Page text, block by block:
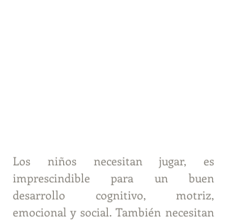
Los niños necesitan jugar, es
imprescindible para un buen
desarrollo cognitivo, motriz,
emocional y social. También necesitan